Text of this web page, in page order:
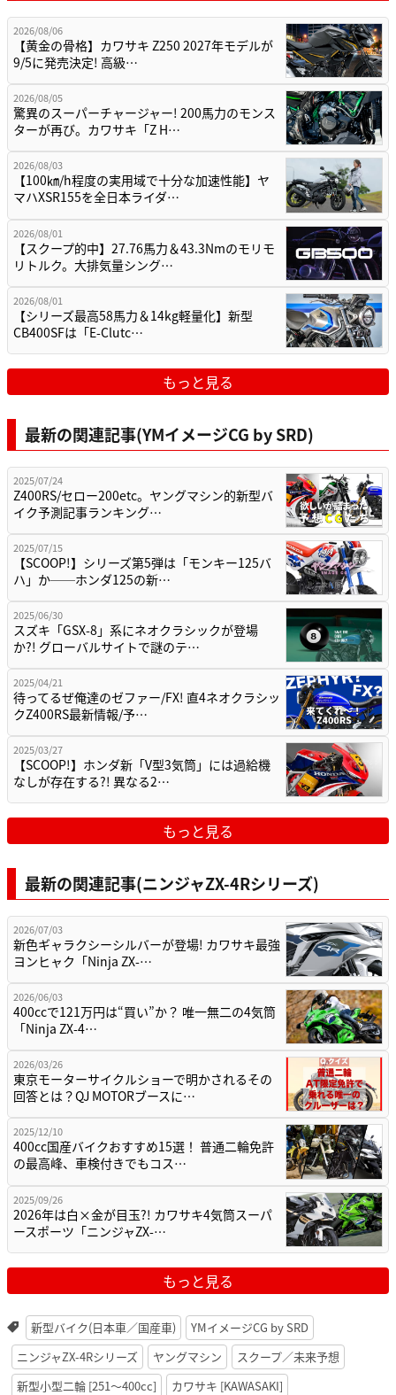
2026/08/06
【黄金の骨格】カワサキ Z250 2027年モデルが
9/5に発売決定! 高級…
2026/08/05
驚異のスーパーチャージャー! 200馬力のモンス
ターが再び。カワサキ「Z H…
2026/08/03
【100㎞/h程度の実用域で十分な加速性能】ヤ
マハXSR155を全日本ライダ…
2026/08/01
【スクープ的中】27.76馬力＆43.3Nmのモリモ
リトルク。大排気量シング…
2026/08/01
【シリーズ最高58馬力＆14kg軽量化】新型
CB400SFは「E-Clutc…
もっと見る
最新の関連記事(YMイメージCG by SRD)
2025/07/24
Z400RS/セロー200etc。ヤングマシン的新型バ
イク予測記事ランキング…
2025/07/15
【SCOOP!】シリーズ第5弾は「モンキー125バ
ハ」か──ホンダ125の新…
2025/06/30
スズキ「GSX-8」系にネオクラシックが登場
か?! グローバルサイトで謎のテ…
2025/04/21
待ってるぜ俺達のゼファー/FX! 直4ネオクラシッ
クZ400RS最新情報/予…
2025/03/27
【SCOOP!】ホンダ新「V型3気筒」には過給機
なしが存在する?! 異なる2…
もっと見る
最新の関連記事(ニンジャZX-4Rシリーズ)
2026/07/03
新色ギャラクシーシルバーが登場! カワサキ最強
ヨンヒャク「Ninja ZX-…
2026/06/03
400ccで121万円は“買い”か？ 唯一無二の4気筒
「Ninja ZX-4…
2026/03/26
東京モーターサイクルショーで明かされるその
回答とは？QJ MOTORブースに…
2025/12/10
400cc国産バイクおすすめ15選！ 普通二輪免許
の最高峰、車検付きでもコス…
2025/09/26
2026年は白×金が目玉?! カワサキ4気筒スーパ
ースポーツ「ニンジャZX-…
もっと見る
新型バイク(日本車／国産車)
YMイメージCG by SRD
ニンジャZX-4Rシリーズ
ヤングマシン
スクープ／未来予想
新型小型二輪 [251〜400cc]
カワサキ [KAWASAKI]